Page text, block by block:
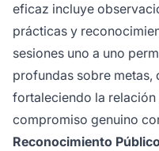
eficaz incluye
prácticas y
sesiones uno a uno
profundas sobre metas,
fortaleciendo la
compromiso genuino
Reconocimiento